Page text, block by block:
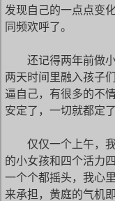
发现自己的一点点变
同频欢呼了。
还记得两年前做小
两天时间里融入孩子
逼自己，有很多的不
安定了，一切就都定了
仅仅一个上午，我
的小女孩和四个活力
一个个都摇头，我心
来承担，黄庭的气机